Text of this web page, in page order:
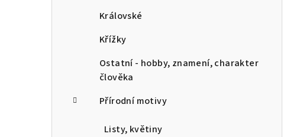
Královské
Křížky
Ostatní - hobby, znamení, charakter
člověka
Přírodní motivy
Listy, květiny